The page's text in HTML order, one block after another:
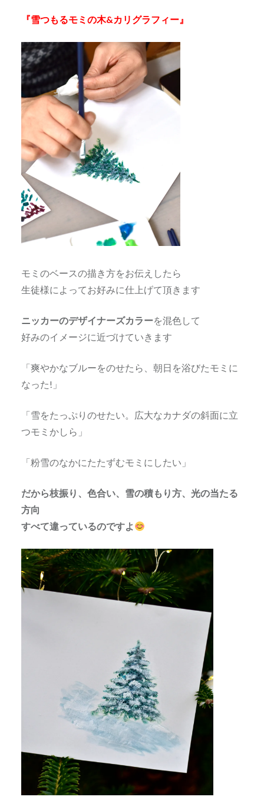
『雪つもるモミの木&カリグラフィー』
モミのベースの描き方をお伝えしたら
生徒様によってお好みに仕上げて頂きます
ニッカーのデザイナーズカラーを混色して
好みのイメージに近づけていきます
「爽やかなブルーをのせたら、朝日を浴びたモミに
なった!」
「雪をたっぷりのせたい。広大なカナダの斜面に立
つモミかしら」
「粉雪のなかにたたずむモミにしたい」
だから枝振り、色合い、雪の積もり方、光の当たる
方向
すべて違っているのですよ